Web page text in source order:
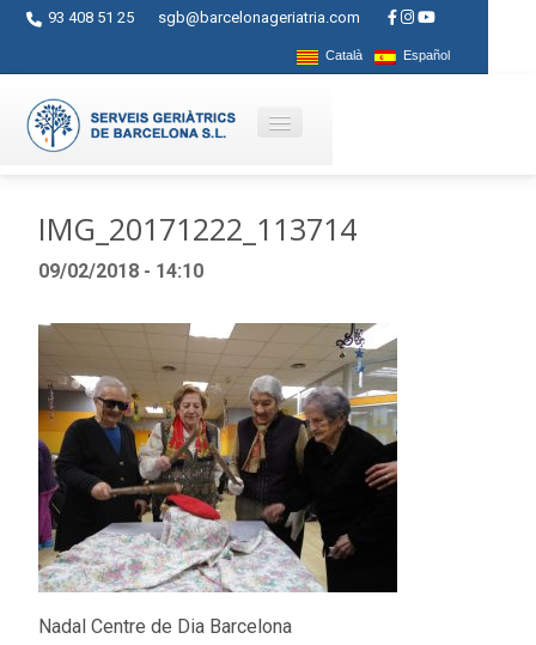
93 408 51 25 sgb@barcelonageriatria.com
Català Español
Serveis
Ajuts
Contacte
Blog
IMG_20171222_113714
09/02/2018 - 14:10
Nadal Centre de Dia Barcelona